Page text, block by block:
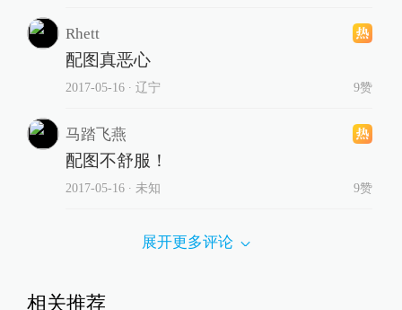
Rhett
配图真恶心
2017-05-16∙ 辽宁 9赞
马踏飞燕
配图不舒服！
2017-05-16∙ 未知 9赞
展开更多评论
相关推荐